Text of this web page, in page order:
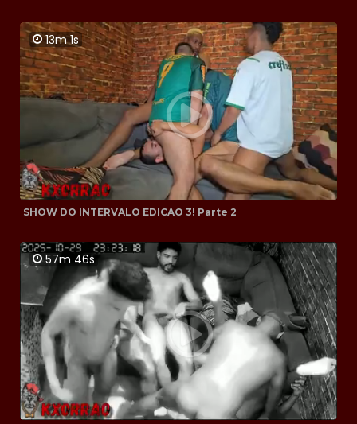
13m 1s
SHOW DO INTERVALO EDICAO 3! Parte 2
57m 46s